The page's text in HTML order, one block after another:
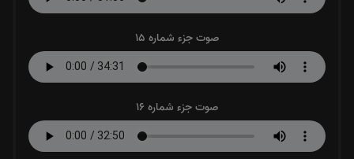
صوت جزء شماره 15
صوت جزء شماره 16